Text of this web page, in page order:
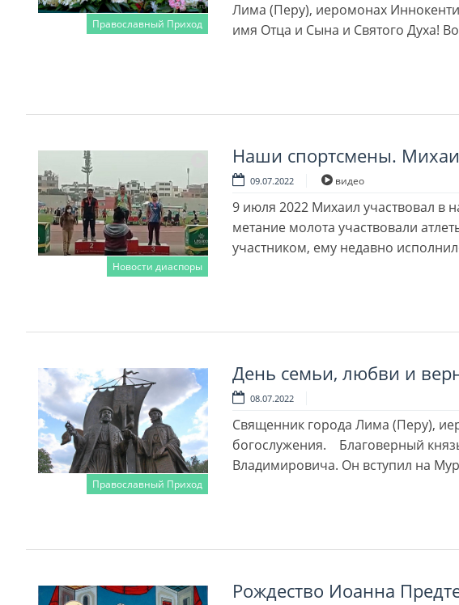
Православный Приход
Лима (Перу), иеромонах
имя Отца и Сына и Святого Духа!
Новости диаспоры
Наши спортсмены.
09.07.2022 видео
9 июля 2022 Михаил участвовал в
метание молота участвовали
участником, ему недавно
Православный Приход
День семьи, любви и
08.07.2022
Священник города Лима (Перу),
богослужения. Бла­го­вер­ный
Вла­ди­ми­ро­ви­ча. Он всту­пил на
Рождество Иоанна